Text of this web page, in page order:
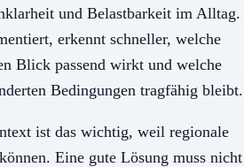
und Belastbarkeit im Alltag.
erkennt schneller, welche
Blick passend wirkt und welche
Bedingungen tragfähig bleibt.
ist das wichtig, weil regionale
Eine gute Lösung muss nicht